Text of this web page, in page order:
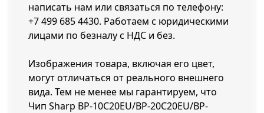
написать нам или связаться по телефону:
+7 499 685 4430. Работаем с юридическими
лицами по безналу с НДС и без.
Изображения товара, включая его цвет,
могут отличаться от реального внешнего
вида. Тем не менее мы гарантируем, что
Чип Sharp BP-10С20EU/BP-20С20EU/BP-